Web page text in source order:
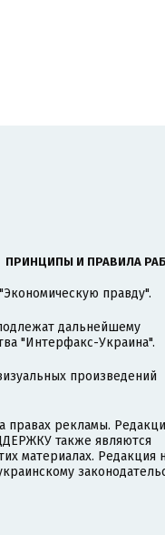
ПРИНЦИПЫ И ПРАВИЛА
правду".
дальнейшему
"Интерфакс-Украина".
произведений
рекламы.
также являются
материалах. Редакция